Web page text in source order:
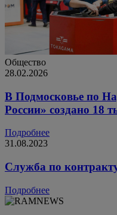
Общество
28.02.2026
В Подмосковье по
России» создано 18
Подробнее
31.08.2023
Служба по
Подробнее